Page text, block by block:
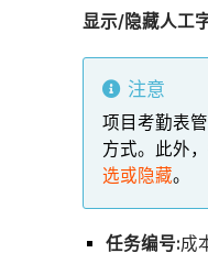
显示/隐藏人工
注意
项目考勤表
方式。此外
选或隐藏。
任务编号:成